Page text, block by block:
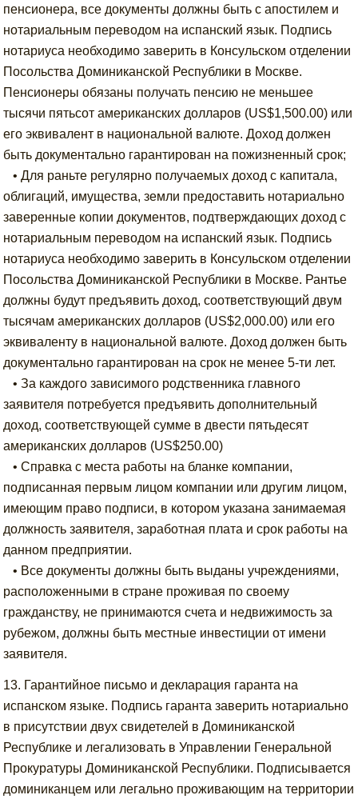
пенсионера, все документы должны быть с апостилем и
нотариальным переводом на испанский язык. Подпись
нотариуса необходимо заверить в Консульском отделении
Посольства Доминиканской Республики в Москве.
Пенсионеры обязаны получать пенсию не меньшее
тысячи пятьсот американских долларов (US$1,500.00) или
его эквивалент в национальной валюте. Доход должен
быть документально гарантирован на пожизненный срок;
• Для раньте регулярно получаемых доход с капитала,
облигаций, имущества, земли предоставить нотариально
заверенные копии документов, подтверждающих доход с
нотариальным переводом на испанский язык. Подпись
нотариуса необходимо заверить в Консульском отделении
Посольства Доминиканской Республики в Москве. Рантье
должны будут предъявить доход, соответствующий двум
тысячам американских долларов (US$2,000.00) или его
эквиваленту в национальной валюте. Доход должен быть
документально гарантирован на срок не менее 5-ти лет.
• За каждого зависимого родственника главного
заявителя потребуется предъявить дополнительный
доход, соответствующей сумме в двести пятьдесят
американских долларов (US$250.00)
• Справка с места работы на бланке компании,
подписанная первым лицом компании или другим лицом,
имеющим право подписи, в котором указана занимаемая
должность заявителя, заработная плата и срок работы на
данном предприятии.
• Все документы должны быть выданы учреждениями,
расположенными в стране проживая по своему
гражданству, не принимаются счета и недвижимость за
рубежом, должны быть местные инвестиции от имени
заявителя.
13. Гарантийное письмо и декларация гаранта на
испанском языке. Подпись гаранта заверить нотариально
в присутствии двух свидетелей в Доминиканской
Республике и легализовать в Управлении Генеральной
Прокуратуры Доминиканской Республики. Подписывается
доминиканцем или легально проживающим на территории